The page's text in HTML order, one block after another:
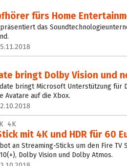
fürs Home
das
bringt Dolby Vision und
bringt Microsoft Unterstützung für
Avatare auf die Xbox.
4K
mit 4K und HDR für 60
an Streaming-Sticks um den Fire TV
Dolby Vision und Dolby Atmos.